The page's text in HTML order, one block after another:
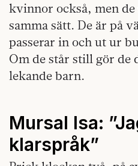
kvinnor också, men
samma sätt. De är på
passerar in och ut ur
Om de står still gör de
lekande barn.
Mursal Isa:
klarspråk”